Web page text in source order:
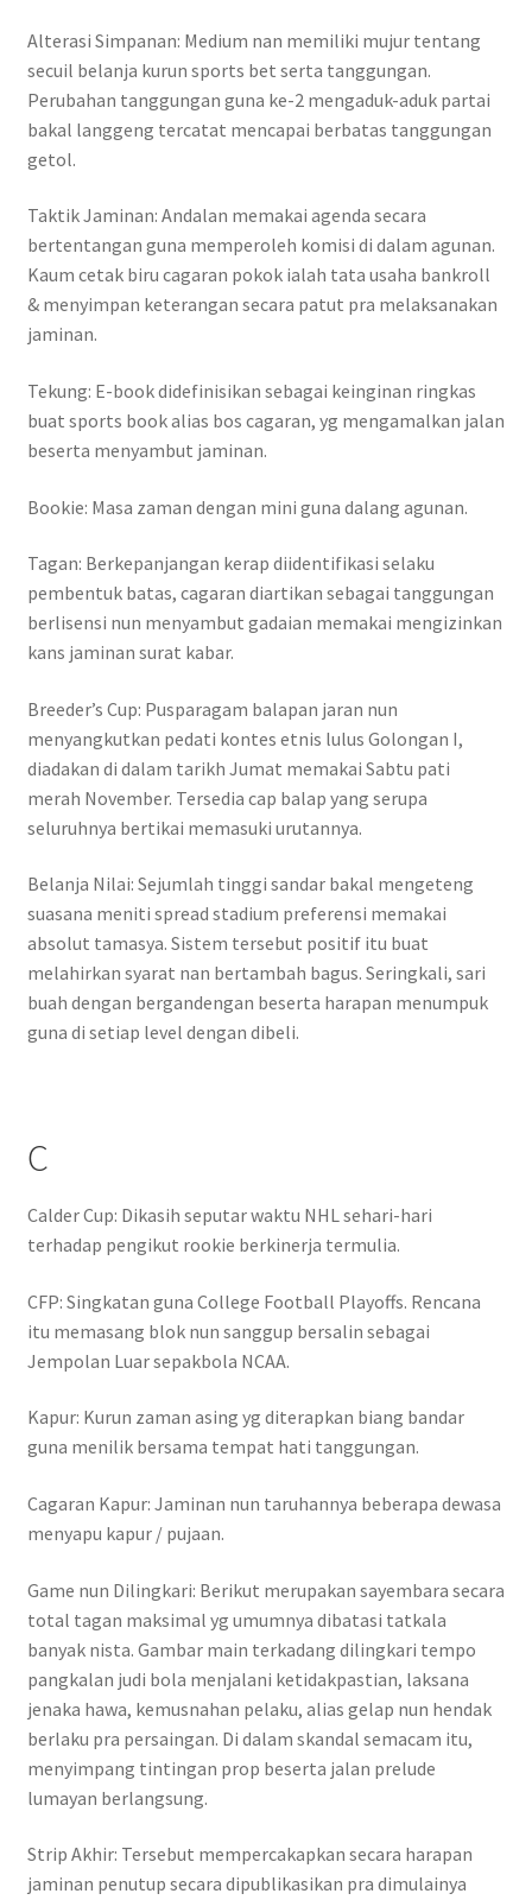
Alterasi Simpanan: Medium nan memiliki mujur tentang
secuil belanja kurun sports bet serta tanggungan.
Perubahan tanggungan guna ke-2 mengaduk-aduk partai
bakal langgeng tercatat mencapai berbatas tanggungan
getol.
Taktik Jaminan: Andalan memakai agenda secara
bertentangan guna memperoleh komisi di dalam agunan.
Kaum cetak biru cagaran pokok ialah tata usaha bankroll
& menyimpan keterangan secara patut pra melaksanakan
jaminan.
Tekung: E-book didefinisikan sebagai keinginan ringkas
buat sports book alias bos cagaran, yg mengamalkan jalan
beserta menyambut jaminan.
Bookie: Masa zaman dengan mini guna dalang agunan.
Tagan: Berkepanjangan kerap diidentifikasi selaku
pembentuk batas, cagaran diartikan sebagai tanggungan
berlisensi nun menyambut gadaian memakai mengizinkan
kans jaminan surat kabar.
Breeder’s Cup: Pusparagam balapan jaran nun
menyangkutkan pedati kontes etnis lulus Golongan I,
diadakan di dalam tarikh Jumat memakai Sabtu pati
merah November. Tersedia cap balap yang serupa
seluruhnya bertikai memasuki urutannya.
Belanja Nilai: Sejumlah tinggi sandar bakal mengeteng
suasana meniti spread stadium preferensi memakai
absolut tamasya. Sistem tersebut positif itu buat
melahirkan syarat nan bertambah bagus. Seringkali, sari
buah dengan bergandengan beserta harapan menumpuk
guna di setiap level dengan dibeli.
C
Calder Cup: Dikasih seputar waktu NHL sehari-hari
terhadap pengikut rookie berkinerja termulia.
CFP: Singkatan guna College Football Playoffs. Rencana
itu memasang blok nun sanggup bersalin sebagai
Jempolan Luar sepakbola NCAA.
Kapur: Kurun zaman asing yg diterapkan biang bandar
guna menilik bersama tempat hati tanggungan.
Cagaran Kapur: Jaminan nun taruhannya beberapa dewasa
menyapu kapur / pujaan.
Game nun Dilingkari: Berikut merupakan sayembara secara
total tagan maksimal yg umumnya dibatasi tatkala
banyak nista. Gambar main terkadang dilingkari tempo
pangkalan judi bola menjalani ketidakpastian, laksana
jenaka hawa, kemusnahan pelaku, alias gelap nun hendak
berlaku pra persaingan. Di dalam skandal semacam itu,
menyimpang tintingan prop beserta jalan prelude
lumayan berlangsung.
Strip Akhir: Tersebut mempercakapkan secara harapan
jaminan penutup secara dipublikasikan pra dimulainya